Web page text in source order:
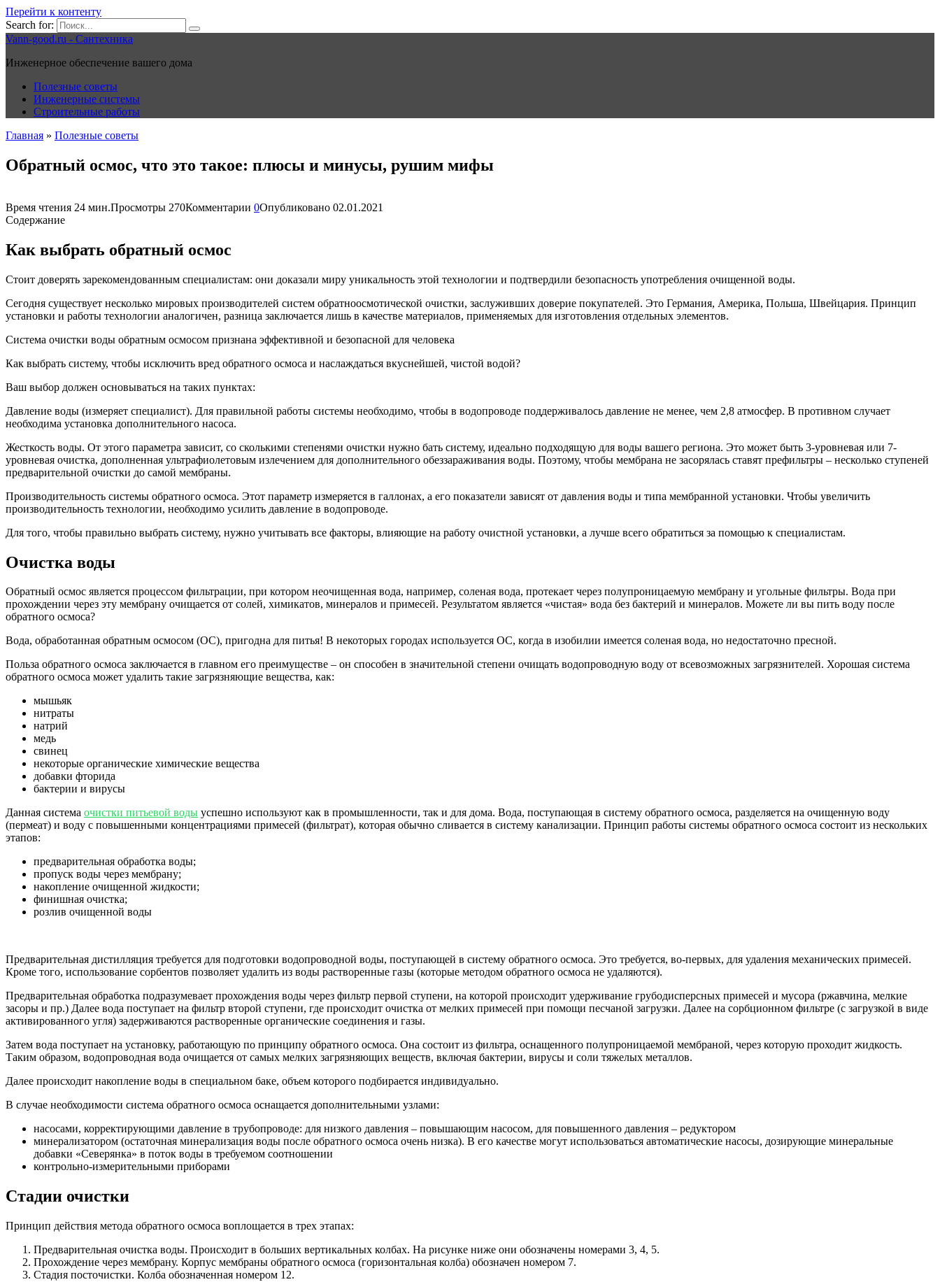
Перейти к контенту
Search for:
Vann-good.ru - Сантехника
Инженерное обеспечение вашего дома
Полезные советы
Инженерные системы
Строительные работы
Главная » Полезные советы
Обратный осмос, что это такое: плюсы и минусы, рушим мифы
Время чтения 24 мин.Просмотры 270Комментарии 0Опубликовано 02.01.2021
Содержание
Как выбрать обратный осмос
Стоит доверять зарекомендованным специалистам: они доказали миру уникальность этой технологии и подтвердили безопасность употребления очищенной воды.
Сегодня существует несколько мировых производителей систем обратноосмотической очистки, заслуживших доверие покупателей. Это Германия, Америка, Польша, Швейцария. Принцип
установки и работы технологии аналогичен, разница заключается лишь в качестве материалов, применяемых для изготовления отдельных элементов.
Система очистки воды обратным осмосом признана эффективной и безопасной для человека
Как выбрать систему, чтобы исключить вред обратного осмоса и наслаждаться вкуснейшей, чистой водой?
Ваш выбор должен основываться на таких пунктах:
Давление воды (измеряет специалист). Для правильной работы системы необходимо, чтобы в водопроводе поддерживалось давление не менее, чем 2,8 атмосфер. В противном случает
необходима установка дополнительного насоса.
Жесткость воды. От этого параметра зависит, со сколькими степенями очистки нужно бать систему, идеально подходящую для воды вашего региона. Это может быть 3-уровневая или 7-
уровневая очистка, дополненная ультрафиолетовым излечением для дополнительного обеззараживания воды. Поэтому, чтобы мембрана не засорялась ставят префильтры – несколько ступеней
предварительной очистки до самой мембраны.
Производительность системы обратного осмоса. Этот параметр измеряется в галлонах, а его показатели зависят от давления воды и типа мембранной установки. Чтобы увеличить
производительность технологии, необходимо усилить давление в водопроводе.
Для того, чтобы правильно выбрать систему, нужно учитывать все факторы, влияющие на работу очистной установки, а лучше всего обратиться за помощью к специалистам.
Очистка воды
Обратный осмос является процессом фильтрации, при котором неочищенная вода, например, соленая вода, протекает через полупроницаемую мембрану и угольные фильтры. Вода при
прохождении через эту мембрану очищается от солей, химикатов, минералов и примесей. Результатом является «чистая» вода без бактерий и минералов. Можете ли вы пить воду после
обратного осмоса?
Вода, обработанная обратным осмосом (ОС), пригодна для питья! В некоторых городах используется ОС, когда в изобилии имеется соленая вода, но недостаточно пресной.
Польза обратного осмоса заключается в главном его преимуществе – он способен в значительной степени очищать водопроводную воду от всевозможных загрязнителей. Хорошая система
обратного осмоса может удалить такие загрязняющие вещества, как:
мышьяк
нитраты
натрий
медь
свинец
некоторые органические химические вещества
добавки фторида
бактерии и вирусы
Данная система очистки питьевой воды успешно используют как в промышленности, так и для дома. Вода, поступающая в систему обратного осмоса, разделяется на очищенную воду
(пермеат) и воду с повышенными концентрациями примесей (фильтрат), которая обычно сливается в систему канализации. Принцип работы системы обратного осмоса состоит из нескольких
этапов:
предварительная обработка воды;
пропуск воды через мембрану;
накопление очищенной жидкости;
финишная очистка;
розлив очищенной воды
Предварительная дистилляция требуется для подготовки водопроводной воды, поступающей в систему обратного осмоса. Это требуется, во-первых, для удаления механических примесей.
Кроме того, использование сорбентов позволяет удалить из воды растворенные газы (которые методом обратного осмоса не удаляются).
Предварительная обработка подразумевает прохождения воды через фильтр первой ступени, на которой происходит удерживание грубодисперсных примесей и мусора (ржавчина, мелкие
засоры и пр.) Далее вода поступает на фильтр второй ступени, где происходит очистка от мелких примесей при помощи песчаной загрузки. Далее на сорбционном фильтре (с загрузкой в виде
активированного угля) задерживаются растворенные органические соединения и газы.
Затем вода поступает на установку, работающую по принципу обратного осмоса. Она состоит из фильтра, оснащенного полупроницаемой мембраной, через которую проходит жидкость.
Таким образом, водопроводная вода очищается от самых мелких загрязняющих веществ, включая бактерии, вирусы и соли тяжелых металлов.
Далее происходит накопление воды в специальном баке, объем которого подбирается индивидуально.
В случае необходимости система обратного осмоса оснащается дополнительными узлами:
насосами, корректирующими давление в трубопроводе: для низкого давления – повышающим насосом, для повышенного давления – редуктором
минерализатором (остаточная минерализация воды после обратного осмоса очень низка). В его качестве могут использоваться автоматические насосы, дозирующие минеральные
добавки «Северянка» в поток воды в требуемом соотношении
контрольно-измерительными приборами
Стадии очистки
Принцип действия метода обратного осмоса воплощается в трех этапах:
Предварительная очистка воды. Происходит в больших вертикальных колбах. На рисунке ниже они обозначены номерами 3, 4, 5.
Прохождение через мембрану. Корпус мембраны обратного осмоса (горизонтальная колба) обозначен номером 7.
Стадия посточистки. Колба обозначенная номером 12.